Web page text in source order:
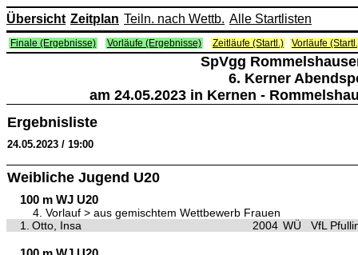
Übersicht Zeitplan Teiln. nach Wettb. Alle Startlisten
Finale (Ergebnisse) Vorläufe (Ergebnisse) Zeitläufe (Startl.) Vorläufe
SpVgg
6. Kerner
am 24.05.2023 in Kernen -
Ergebnisliste
24.05.2023 / 19:00
Weibliche Jugend U20
100 m WJ U20
4. Vorlauf > aus gemischtem Wettbewerb Frauen
1.
Otto, Insa 2004 WÜ VfL